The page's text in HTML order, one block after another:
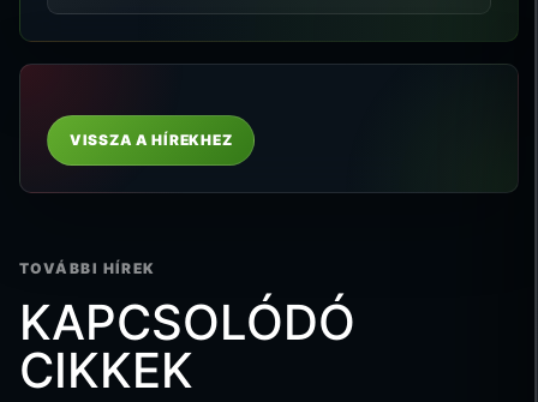
VISSZA A HÍREKHEZ
TOVÁBBI HÍREK
KAPCSOLÓDÓ
CIKKEK